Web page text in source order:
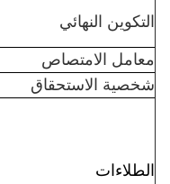
التكوين النهائي
معامل الامتصاص
شخصية الاستحقاق
الطلاءات